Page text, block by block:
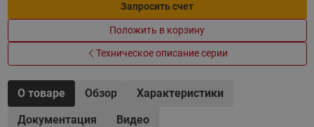
Запросить счет
Положить в корзину
Техническое описание серии
О товаре Обзор
Характеристики
Документация
Видео